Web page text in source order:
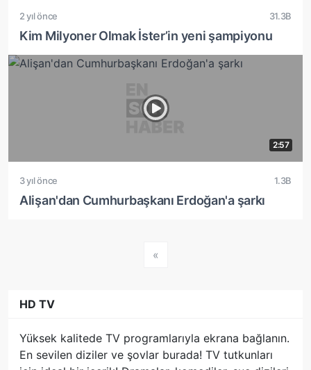
2 yıl önce 31.3B
Kim Milyoner Olmak İster’in yeni şampiyonu
2:57
3 yıl önce 1.3B
Alişan'dan Cumhurbaşkanı Erdoğan'a şarkı
«
HD TV
Yüksek kalitede TV programlarıyla ekrana bağlanın.
En sevilen diziler ve şovlar burada! TV tutkunları